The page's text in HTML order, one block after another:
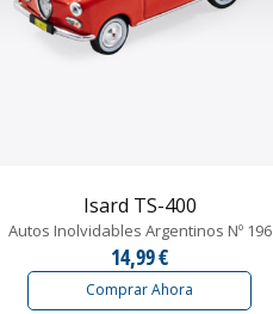
Isard TS-400
Autos Inolvidables Argentinos Nº 196
14,99 €
Comprar Ahora